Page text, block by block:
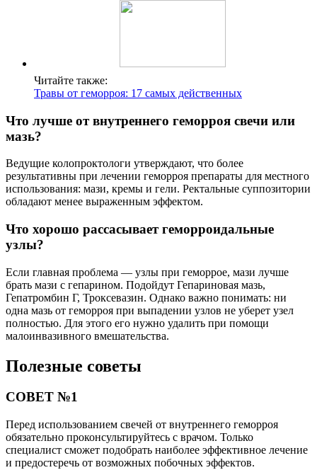
Читайте также:
Травы от геморроя: 17 самых действенных
Что лучше от внутреннего геморроя свечи или
мазь?
Ведущие колопроктологи утверждают, что более
результативны при лечении геморроя препараты для местного
использования: мази, кремы и гели. Ректальные суппозитории
обладают менее выраженным эффектом.
Что хорошо рассасывает геморроидальные
узлы?
Если главная проблема — узлы при геморрое, мази лучше
брать мази с гепарином. Подойдут Гепариновая мазь,
Гепатромбин Г, Троксевазин. Однако важно понимать: ни
одна мазь от геморроя при выпадении узлов не уберет узел
полностью. Для этого его нужно удалить при помощи
малоинвазивного вмешательства.
Полезные советы
СОВЕТ №1
Перед использованием свечей от внутреннего геморроя
обязательно проконсультируйтесь с врачом. Только
специалист сможет подобрать наиболее эффективное лечение
и предостеречь от возможных побочных эффектов.